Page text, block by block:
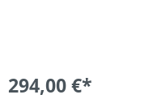
294,00 €*